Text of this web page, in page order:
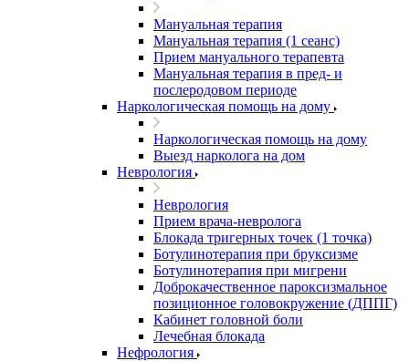
Мануальная терапия
Мануальная терапия (1 сеанс)
Прием мануального терапевта
Мануальная терапия в пред- и
послеродовом периоде
Наркологическая помощь на дому
Наркологическая помощь на дому
Выезд нарколога на дом
Неврология
Неврология
Прием врача-невролога
Блокада тригерных точек (1 точка)
Ботулинотерапия при бруксизме
Ботулинотерапия при мигрени
Доброкачественное пароксизмальное
позиционное головокружение (ДППГ)
Кабинет головной боли
Лечебная блокада
Нефрология